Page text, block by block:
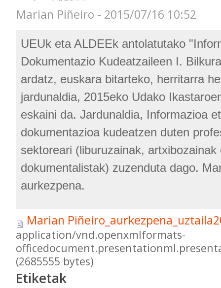
Marian Piñeiro - 2015/07/16 10:52
UEUk eta ALDEEk antolatutako
Dokumentazio Kudeatzaileen I.
ardatz, euskara bitarteko, herritarra
jardunaldia, 2015eko Udako
eskaini da. Jardunaldia, Informazioa
dokumentazioa kudeatzen duten
sektoreari (liburuzainak, artxibozainak
dokumentalistak) zuzenduta dago.
aurkezpena.
Marian
application/vnd.openxmlformats-
(2685555 bytes)
Etiketak